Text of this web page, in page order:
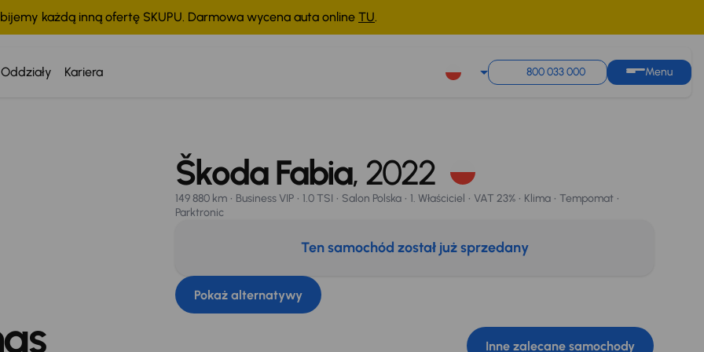
każdą inną ofertę SKUPU. Darmowa wycena auta online TU.
Oddziały Kariera 800 033 000 Menu
Škoda Fabia, 2022
149 880 km Business VIP 1.0 TSI Salon Polska 1. Właściciel VAT 23% Klima
Tempomat
Parktronic
Ten samochód został już sprzedany
Pokaż alternatywy
Inne zalecane samochody